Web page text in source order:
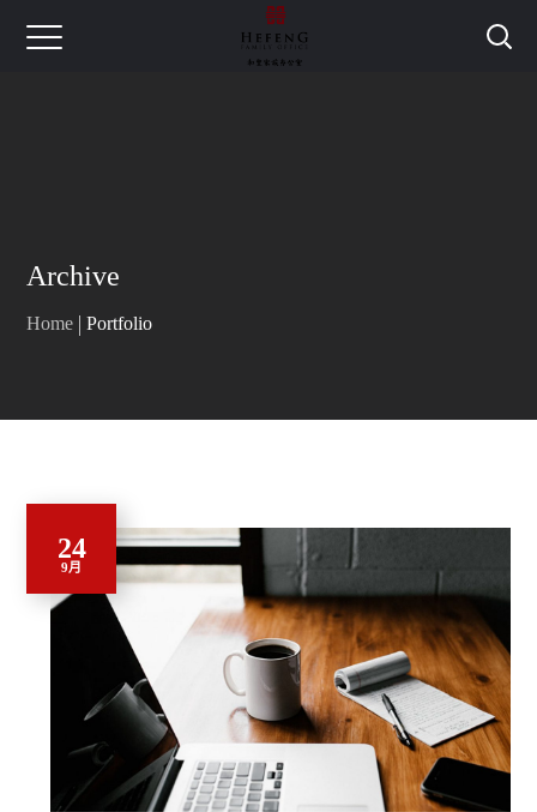
Archive
Home Portfolio
24
9月